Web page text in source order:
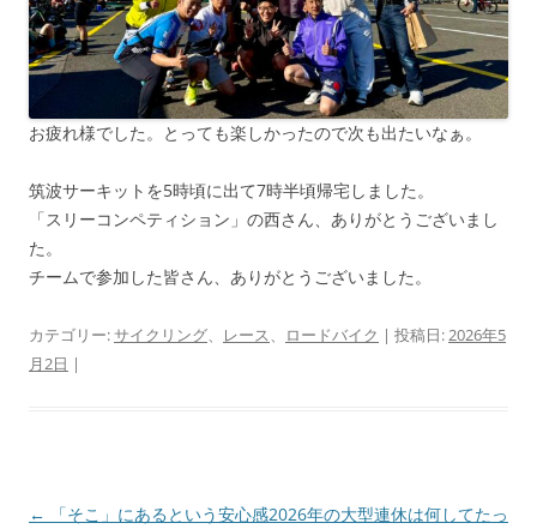
お疲れ様でした。とっても楽しかったので次も出たいなぁ。
筑波サーキットを5時頃に出て7時半頃帰宅しました。
「スリーコンペティション」の西さん、ありがとうございまし
た。
チームで参加した皆さん、ありがとうございました。
カテゴリー:サイクリング、 レース、 ロードバイク | 投稿日:2026年5
月2日 |
投
←
「そこ」にあるという安心感2026年の大型連休は何してたっ